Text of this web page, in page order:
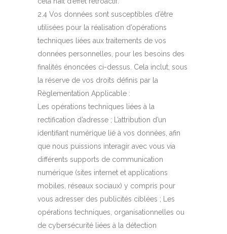
2.4 Vos données sont susceptibles d’être
utilisées pour la réalisation d’opérations
techniques liées aux traitements de vos
données personnelles, pour les besoins des
finalités énoncées ci-dessus. Cela inclut, sous
la réserve de vos droits définis par la
Règlementation Applicable :
Les opérations techniques liées à la
rectification d’adresse ; L’attribution d’un
identifiant numérique lié à vos données, afin
que nous puissions interagir avec vous via
différents supports de communication
numérique (sites internet et applications
mobiles, réseaux sociaux) y compris pour
vous adresser des publicités ciblées ; Les
opérations techniques, organisationnelles ou
de cybersécurité liées à la détection